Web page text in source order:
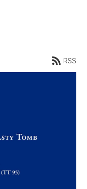
RSS